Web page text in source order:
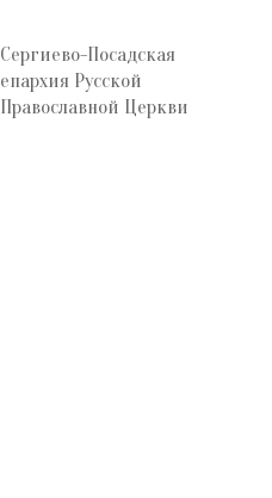
Сергиево-Посадская
епархия Русской
Православной Церкви